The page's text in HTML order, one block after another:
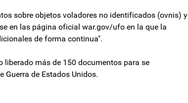
sobre objetos voladores no identificados (ovnis) y
en las página oficial war.gov/ufo en la que la
de forma continua".
liberado más de 150 documentos para se
de Estados Unidos.